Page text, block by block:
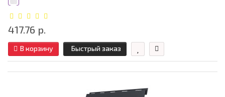
417.76 р.
В корзину Быстрый заказ